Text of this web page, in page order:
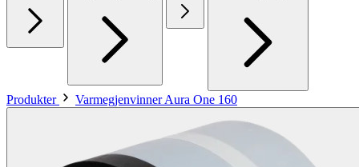
Produkter Varmegjenvinner Aura One 160